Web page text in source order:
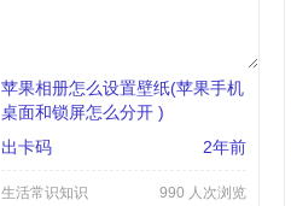
苹果相册怎么设置壁纸(苹果手机
桌面和锁屏怎么分开 )
出卡码
2年前
生活常识知识 990 人次浏览